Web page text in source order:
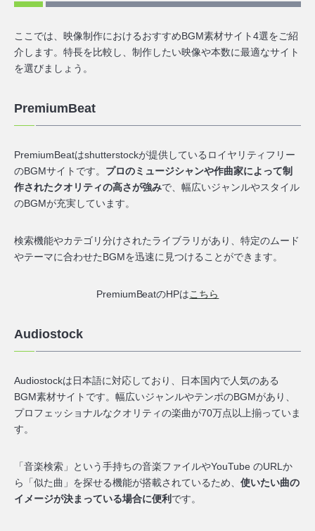
ここでは、映像制作におけるおすすめBGM素材サイト4選をご紹
介します。特長を比較し、制作したい映像や本数に最適なサイト
を選びましょう。
PremiumBeat
PremiumBeatはshutterstockが提供しているロイヤリティフリー
のBGMサイトです。 プロのミュージシャンや作曲家によって制
作されたクオリティの高さが強みで、幅広いジャンルやスタイル
のBGMが充実しています。
検索機能やカテゴリ分けされたライブラリがあり、特定のムード
やテーマに合わせたBGMを迅速に見つけることができます。
PremiumBeatのHPはこちら
Audiostock
Audiostockは日本語に対応しており、日本国内で人気のある
BGM素材サイトです。幅広いジャンルやテンポのBGMがあり、
プロフェッショナルなクオリティの楽曲が70万点以上揃っていま
す。
「音楽検索」という手持ちの音楽ファイルやYouTube のURLか
ら「似た曲」を探せる機能が搭載されているため、 使いたい曲の
イメージが決まっている場合に便利 です。